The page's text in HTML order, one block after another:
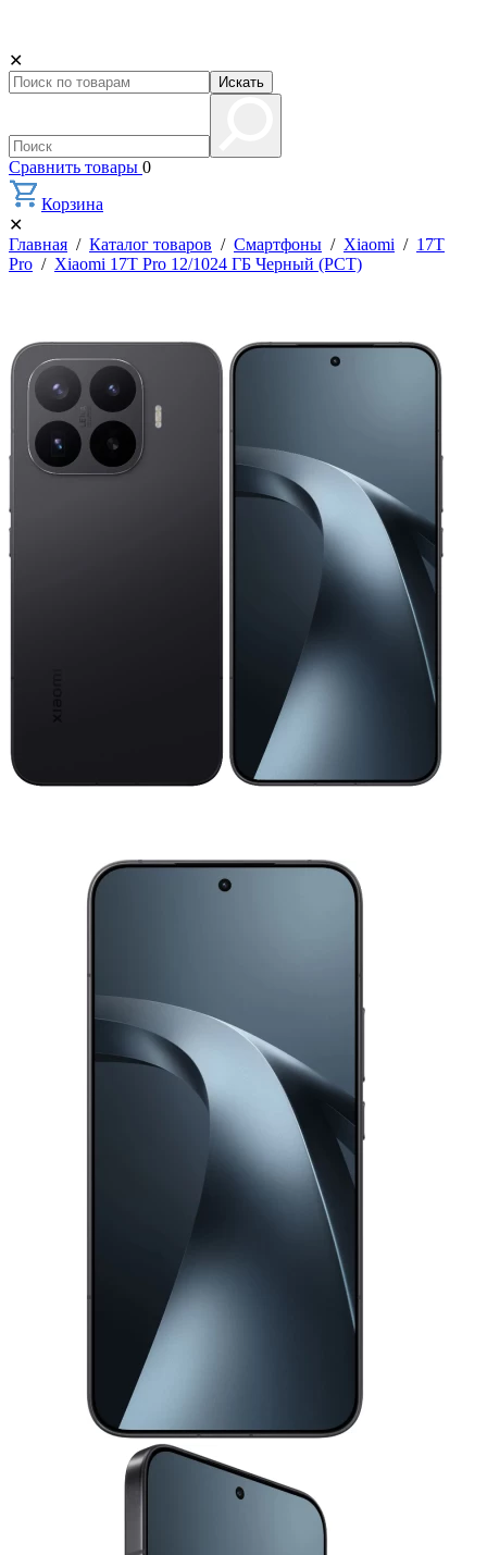
✕
Искать
Сравнить товары 0
Корзина
✕
Главная / Каталог товаров / Смартфоны / Xiaomi / 17T
Pro / Xiaomi 17T Pro 12/1024 ГБ Черный (РСТ)